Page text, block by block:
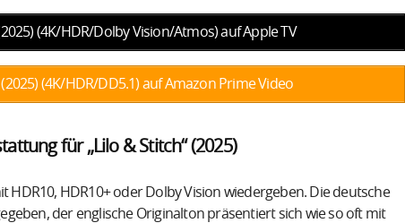
(4K/HDR/Dolby Vision/Atmos) auf Apple TV
(4K/HDR/DD5.1) auf Amazon Prime Video
für „Lilo & Stitch“ (2025)
HDR10, HDR10+ oder Dolby Vision wiedergeben. Die deutsche
der englische Originalton präsentiert sich wie so oft mit